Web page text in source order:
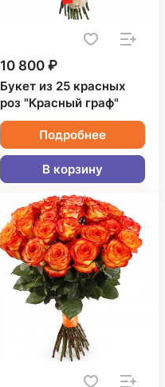
10 800 ₽
Букет из 25 красных
роз "Красный граф"
Подробнее
В корзину